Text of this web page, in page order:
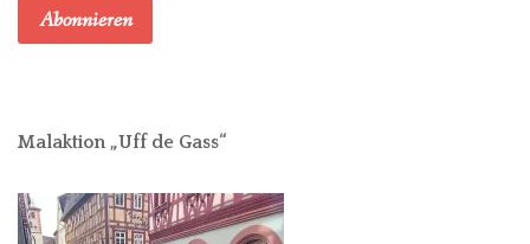
Abonnieren
Malaktion „Uff de Gass“